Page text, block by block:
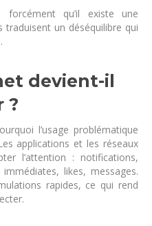
qu’il existe une
un déséquilibre qui
devient-il
?
l’usage problématique
applications et les réseaux
l’attention : notifications,
likes, messages.
rapides, ce qui rend